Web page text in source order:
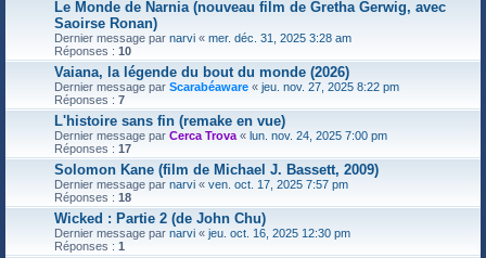
Le Monde de Narnia (nouveau film de Gretha Gerwig, avec
Saoirse Ronan)
Dernier message par narvi « mer. déc. 31, 2025 3:28 am
Réponses : 10
Vaiana, la légende du bout du monde (2026)
Dernier message par Scarabéaware « jeu. nov. 27, 2025 8:22 pm
Réponses : 7
L'histoire sans fin (remake en vue)
Dernier message par Cerca Trova « lun. nov. 24, 2025 7:00 pm
Réponses : 17
Solomon Kane (film de Michael J. Bassett, 2009)
Dernier message par narvi « ven. oct. 17, 2025 7:57 pm
Réponses : 18
Wicked : Partie 2 (de John Chu)
Dernier message par narvi « jeu. oct. 16, 2025 12:30 pm
Réponses : 1